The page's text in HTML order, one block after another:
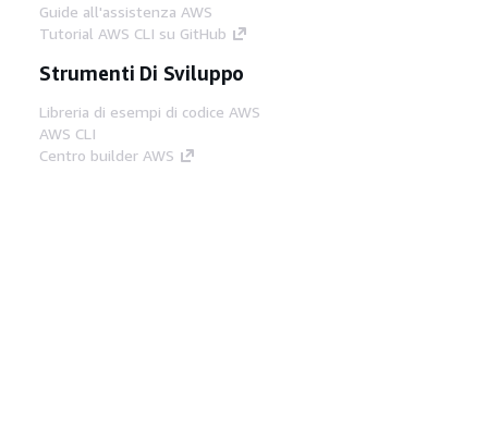
Guide all'assistenza AWS
Tutorial AWS CLI su GitHub
Strumenti Di Sviluppo
Libreria di esempi di codice AWS
AWS CLI
Centro builder AWS